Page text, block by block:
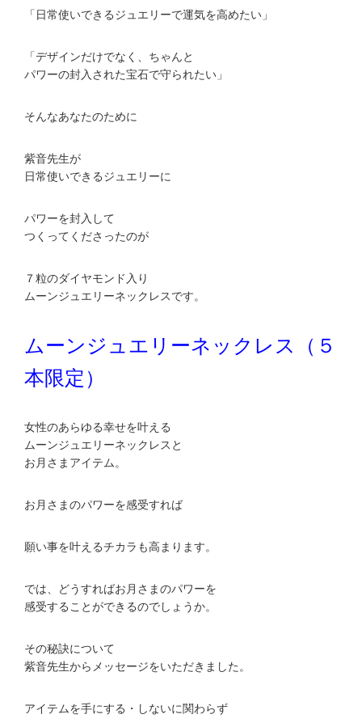
「日常使いできるジュエリーで運気を高めたい」
「デザインだけでなく、ちゃんと
パワーの封入された宝石で守られたい」
そんなあなたのために
紫音先生が
日常使いできるジュエリーに
パワーを封入して
つくってくださったのが
７粒のダイヤモンド入り
ムーンジュエリーネックレスです。
ムーンジュエリーネックレス（５
本限定）
女性のあらゆる幸せを叶える
ムーンジュエリーネックレスと
お月さまアイテム。
お月さまのパワーを感受すれば
願い事を叶えるチカラも高まります。
では、どうすればお月さまのパワーを
感受することができるのでしょうか。
その秘訣について
紫音先生からメッセージをいただきました。
アイテムを手にする・しないに関わらず